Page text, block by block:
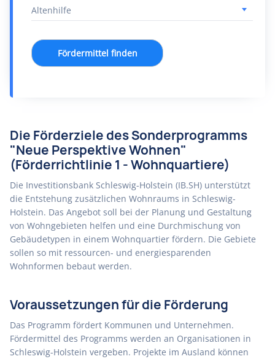
Fördermittel finden
Die Förderziele des Sonderprogramms
"Neue Perspektive Wohnen"
(Förderrichtlinie 1 - Wohnquartiere)
Die Investitionsbank Schleswig-Holstein (IB.SH) unterstützt
die Entstehung zusätzlichen Wohnraums in Schleswig-
Holstein. Das Angebot soll bei der Planung und Gestaltung
von Wohngebieten helfen und eine Durchmischung von
Gebäudetypen in einem Wohnquartier fördern. Die Gebiete
sollen so mit ressourcen- und energiesparenden
Wohnformen bebaut werden.
Voraussetzungen für die Förderung
Das Programm fördert Kommunen und Unternehmen.
Fördermittel des Programms werden an Organisationen in
Schleswig-Holstein vergeben. Projekte im Ausland können